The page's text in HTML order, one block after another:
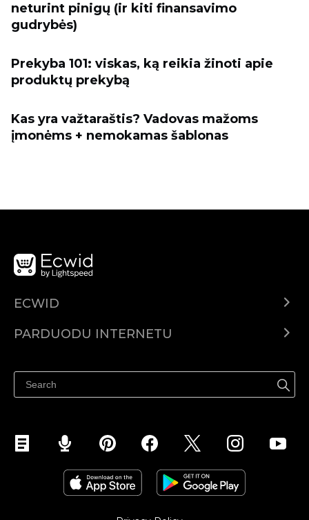
neturint pinigų (ir kiti finansavimo
gudrybės)
Prekyba 101: viskas, ką reikia žinoti apie
produktų prekybą
Kas yra važtaraštis? Vadovas mažoms
įmonėms + nemokamas šablonas
ECWID
Kainodara
PARDUODU INTERNETU
Parduodu Facebook
Parduodu Instagram